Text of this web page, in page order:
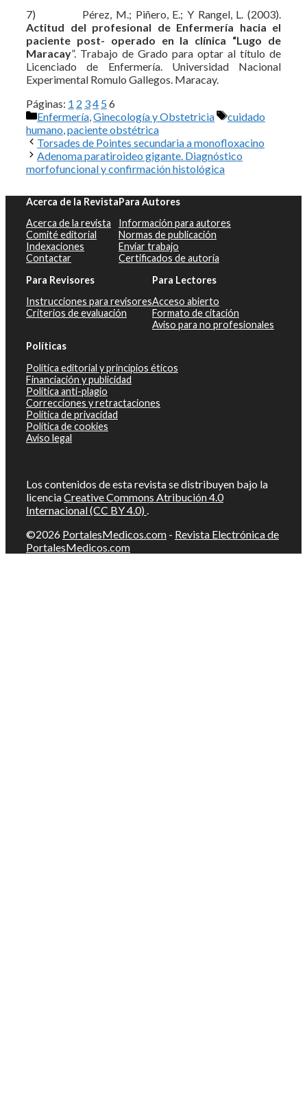
7) Pérez, M.; Piñero, E.; Y Rangel, L. (2003).
Actitud del profesional de Enfermería hacia el
paciente post- operado en la clínica “Lugo de
Maracay”. Trabajo de Grado para optar al título de
Licenciado de Enfermería. Universidad Nacional
Experimental Romulo Gallegos. Maracay.
Páginas: 1 2 34 56
Categorías
Enfermería Ginecología y Obstetricia Etiquetas
cuidado
humano paciente obstétrica
Torsades de Pointes secundaria a monofloxacino
Adenoma paratiroideo gigante. Diagnóstico
morfofuncional y confirmación histológica
Acerca de la Revista
Acerca de la revista
Comité editorial
Indexaciones
Contactar
Para Autores
Información para autores
Normas de publicación
Enviar trabajo
Certificados de autoría
Para Revisores
Instrucciones para revisores
Criterios de evaluación
Para Lectores
Acceso abierto
Formato de citación
Aviso para no profesionales
Políticas
Política editorial y principios éticos
Financiación y publicidad
Política anti-plagio
Correcciones y retractaciones
Política de privacidad
Política de cookies
Aviso legal
Los contenidos de esta revista se distribuyen bajo la
licenciaCreative Commons Atribución 4.0
Internacional (CC BY 4.0) .
©2026 PortalesMedicos.com - Revista Electrónica de
PortalesMedicos.com